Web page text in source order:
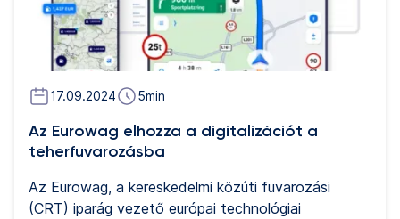
piacokra is kiterjed.
17.09.2024 5min
Az Eurowag elhozza a digitalizációt a
teherfuvarozásba
Az Eurowag, a kereskedelmi közúti fuvarozási
(CRT) iparág vezető európai technológiai